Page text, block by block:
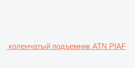
коленчатый подъемник ATN PIAF